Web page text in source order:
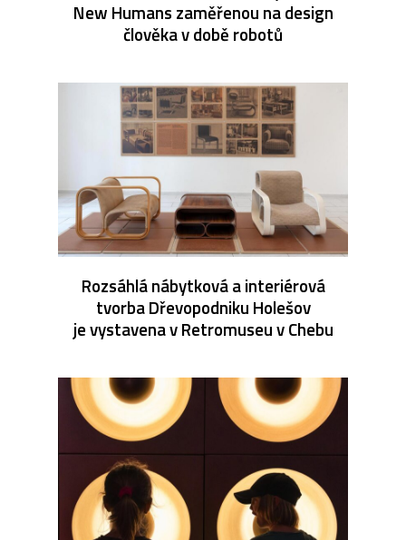
New Humans zaměřenou na design
člověka v době robotů
Rozsáhlá nábytková a interiérová
tvorba Dřevopodniku Holešov
je vystavena v Retromuseu v Chebu